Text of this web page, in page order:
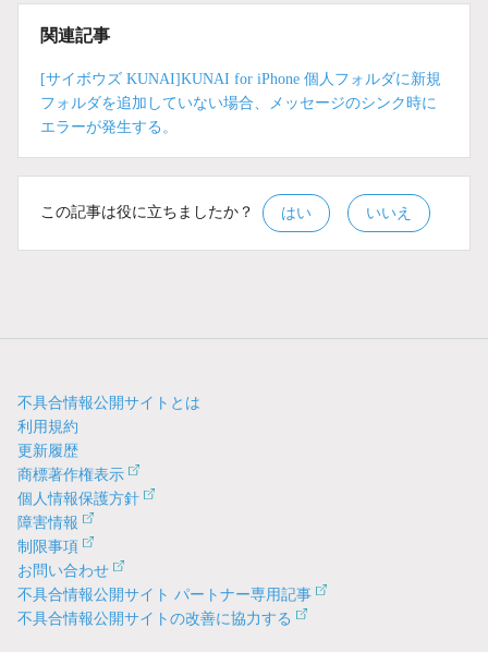
関連記事
[サイボウズ KUNAI]KUNAI for iPhone 個人フォルダに新規
フォルダを追加していない場合、メッセージのシンク時に
エラーが発生する。
この記事は役に立ちましたか？ はい いいえ
不具合情報公開サイトとは
利用規約
更新履歴
商標著作権表示
個人情報保護方針
障害情報
制限事項
お問い合わせ
不具合情報公開サイト パートナー専用記事
不具合情報公開サイトの改善に協力する